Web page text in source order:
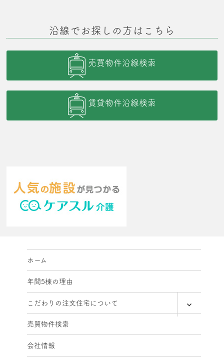
沿線でお探しの方はこちら
売買物件沿線検索
賃貸物件沿線検索
ホーム
年間5棟の理由
こだわりの注文住宅について
売買物件検索
会社情報